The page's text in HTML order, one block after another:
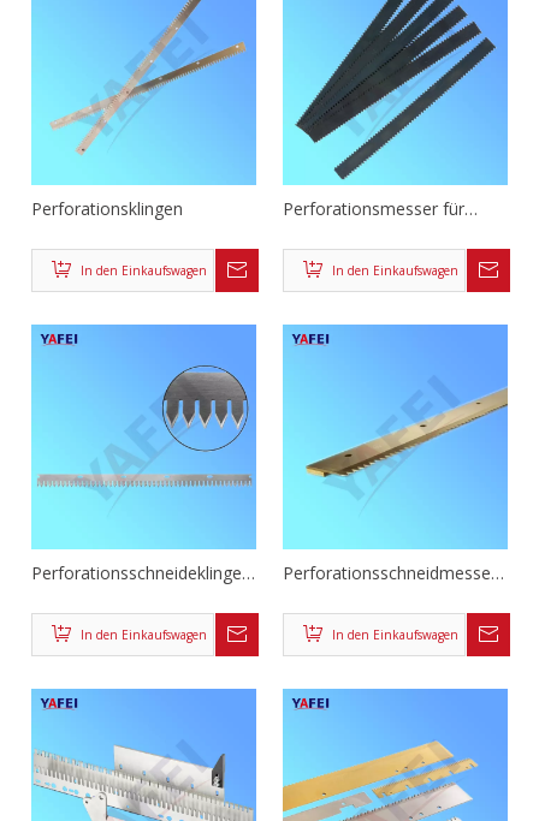
Perforationsklingen
In den Einkaufswagen
Perforationsmesser für
In den Einkaufswagen
Perforationsschneideklingen
In den Einkaufswagen
Perforationsschneidmesser
In den Einkaufswagen